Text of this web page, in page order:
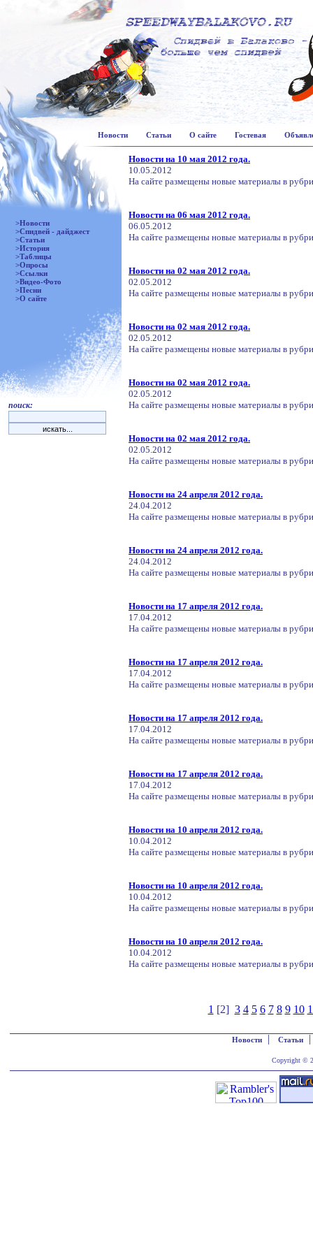
Новости Статьи О сайте Гостевая
>Новости
>Спидвей - дайджест
>Статьи
>История
>Таблицы
>Опросы
>Ссылки
>Видео-Фото
>Песни
>О сайте
поиск:
Новости на 10 мая 2012 года.
10.05.2012
На сайте размещены новые материалы в
Новости на 06 мая 2012 года.
06.05.2012
На сайте размещены новые материалы в
Новости на 02 мая 2012 года.
02.05.2012
На сайте размещены новые материалы в
Новости на 02 мая 2012 года.
02.05.2012
На сайте размещены новые материалы в
Новости на 02 мая 2012 года.
02.05.2012
На сайте размещены новые материалы в
Новости на 02 мая 2012 года.
02.05.2012
На сайте размещены новые материалы в
Новости на 24 апреля 2012 года.
24.04.2012
На сайте размещены новые материалы в
Новости на 24 апреля 2012 года.
24.04.2012
На сайте размещены новые материалы в
Новости на 17 апреля 2012 года.
17.04.2012
На сайте размещены новые материалы в
Новости на 17 апреля 2012 года.
17.04.2012
На сайте размещены новые материалы в
Новости на 17 апреля 2012 года.
17.04.2012
На сайте размещены новые материалы в
Новости на 17 апреля 2012 года.
17.04.2012
На сайте размещены новые материалы в
Новости на 10 апреля 2012 года.
10.04.2012
На сайте размещены новые материалы в
Новости на 10 апреля 2012 года.
10.04.2012
На сайте размещены новые материалы в
Новости на 10 апреля 2012 года.
10.04.2012
На сайте размещены новые материалы в
1 [2] 3 4 5 6 7 8 9 10
Новости| Статьи
Copyright ©